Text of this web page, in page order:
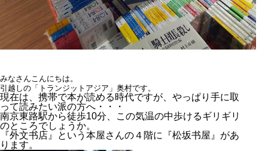
みなさんこんにちは。
引越しの「トランジットアジア」奥村です。
現在は、携帯で本が読める時代ですが、やっぱり手に取
って読みたい派の方へ・・・
南京東路駅から徒歩10分、この気温の中歩けるギリギリ
のところでしょうか。
『外文书店』という本屋さんの４階に『松坂书屋』があ
ります。